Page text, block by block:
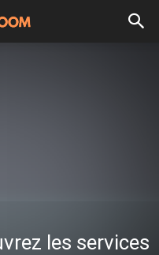
les services